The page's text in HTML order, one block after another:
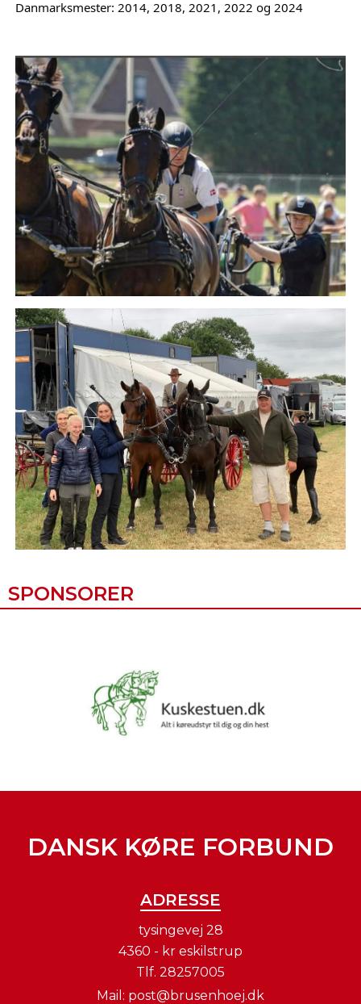
Danmarksmester: 2014, 2018, 2021, 2022 og 2024
SPONSORER
DANSK KØRE FORBUND
ADRESSE
tysingevej 28
4360 - kr eskilstrup
Tlf. 28257005
Mail: post@brusenhoej.dk